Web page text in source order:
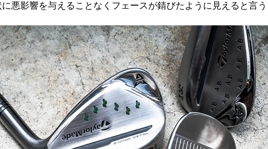
悪影響を与えることなくフェースが錆びたように見えると言う